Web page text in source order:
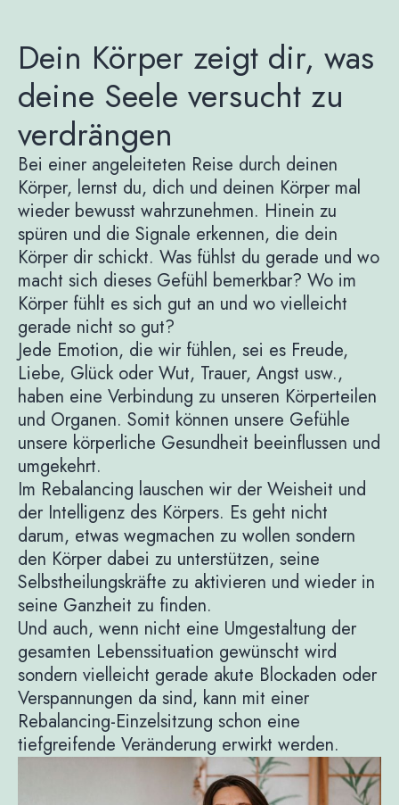
Dein Körper zeigt dir, was
deine Seele versucht zu
verdrängen
Bei einer angeleiteten Reise durch deinen
Körper, lernst du, dich und deinen Körper mal
wieder bewusst wahrzunehmen. Hinein zu
spüren und die Signale erkennen, die dein
Körper dir schickt. Was fühlst du gerade und wo
macht sich dieses Gefühl bemerkbar? Wo im
Körper fühlt es sich gut an und wo vielleicht
gerade nicht so gut?
Jede Emotion, die wir fühlen, sei es Freude,
Liebe, Glück oder Wut, Trauer, Angst usw.,
haben eine Verbindung zu unseren Körperteilen
und Organen. Somit können unsere Gefühle
unsere körperliche Gesundheit beeinflussen und
umgekehrt.
Im Rebalancing lauschen wir der Weisheit und
der Intelligenz des Körpers. Es geht nicht
darum, etwas wegmachen zu wollen sondern
den Körper dabei zu unterstützen, seine
Selbstheilungskräfte zu aktivieren und wieder in
seine Ganzheit zu finden.
Und auch, wenn nicht eine Umgestaltung der
gesamten Lebenssituation gewünscht wird
sondern vielleicht gerade akute Blockaden oder
Verspannungen da sind, kann mit einer
Rebalancing-Einzelsitzung schon eine
tiefgreifende Veränderung erwirkt werden.